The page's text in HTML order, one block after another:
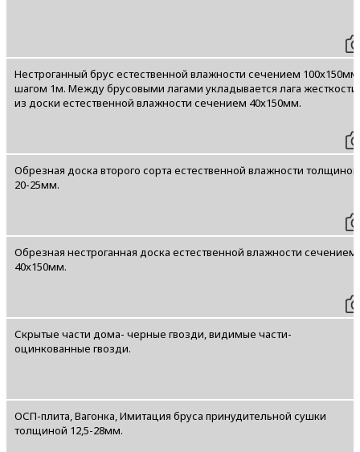
Нестроганный брус естественной влажности сечением 100х150мм.
шагом 1м. Между брусовыми лагами укладывается лага жесткости
из доски естественной влажности сечением 40х150мм.
Обрезная доска второго сорта естественной влажности толщиной
20-25мм.
Обрезная нестроганная доска естественной влажности сечением
40х150мм.
Скрытые части дома- черные гвозди, видимые части-
оцинкованные гвозди.
ОСП-плита, Вагонка, Имитация бруса принудительной сушки
толщиной 12,5-28мм.